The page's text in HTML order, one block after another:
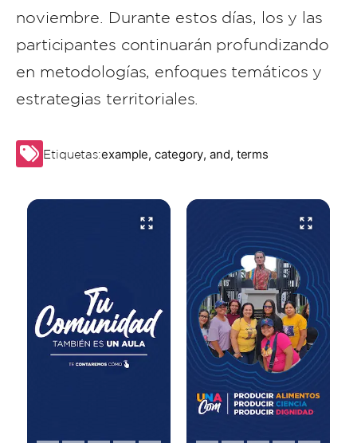
noviembre. Durante estos días, los y las
participantes continuarán profundizando
en metodologías, enfoques temáticos y
estrategias territoriales.
Etiquetas:example,category,and, terms